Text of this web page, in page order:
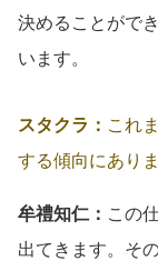
決めることがで
います。
スタクラ： これ
する傾向にあり
牟禮知仁： この
出てきます。そ